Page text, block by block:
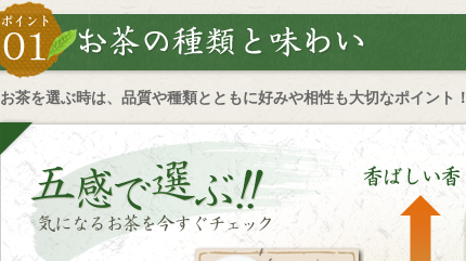
お茶を選ぶ時は、品質や種類とともに好みや相性も大切なポイント！